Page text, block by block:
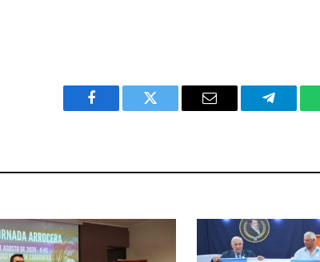
Facebook Twitter Email